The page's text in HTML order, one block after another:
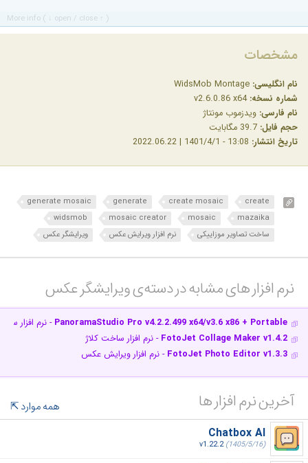
More info ( ↓ open / close ↑ )
مشخصات
نام انگلیسی:
شماره نسخه: v2.6.0.86 x64
نام فارسی: ویدزموب مونتاژ
حجم فایل:
تاریخ انتشار:
create
create mosaic
generate
generate mosaic
mazaika
mosaic
mosaic creator
widsmob
ساخت تصاویر موزاییکی
نرم افزار ویرایش عکس ویرایشگر عکس
نرم افزار های مشابه در دسته‌ی‌ ویرایشگر عکس‎
PanoramaStudio Pro v4.2.2.499 x64/v3.6 x86 + Portable - نرم افزار
FotoJet Collage Maker v1.4.2 - نرم افزار ساخت کلاژ
FotoJet Photo Editor v1.3.3 - نرم افزار ویرایش عکس
آخرین نرم افزار ها
همه موارد
Chatbox AI
v1.22.2(1405/5/16)